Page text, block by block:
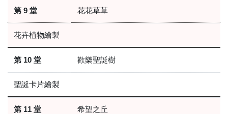
第 9 堂 花花草草
花卉植物繪製
第 10 堂 歡樂聖誕樹
聖誕卡片繪製
第 11 堂 希望之丘